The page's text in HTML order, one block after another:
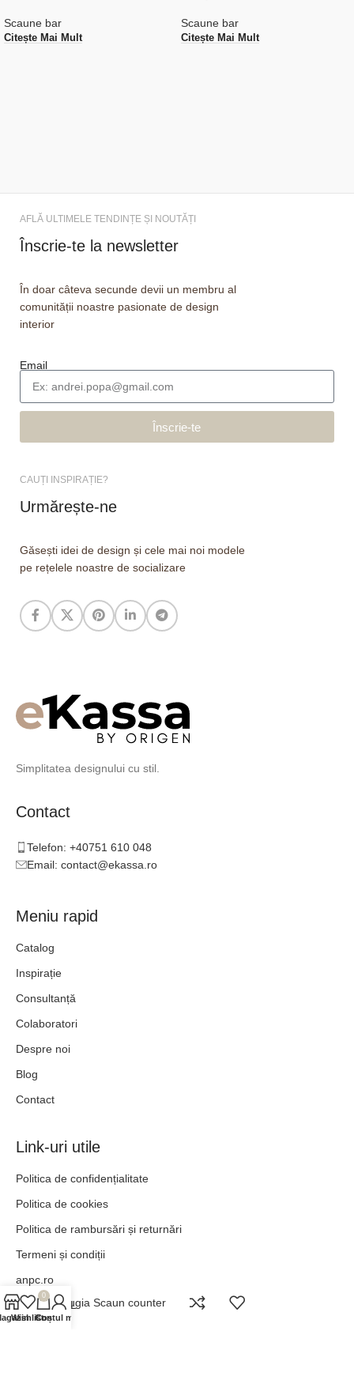
Scaune bar
Citește Mai Mult
Scaune bar
Citește Mai Mult
AFLĂ ULTIMELE TENDINȚE ȘI NOUTĂȚI
Înscrie-te la newsletter
În doar câteva secunde devii un membru al
comunității noastre pasionate de design
interior
Email
Înscrie-te
CAUȚI INSPIRAȚIE?
Urmărește-ne
Găsești idei de design și cele mai noi modele
pe rețelele noastre de socializare
Simplitatea designului cu stil.
Contact
Telefon: +40751 610 048
Email: contact@ekassa.ro
Meniu rapid
Catalog
Inspirație
Consultanță
Colaboratori
Despre noi
Blog
Contact
Link-uri utile
Politica de confidențialitate
Politica de cookies
Politica de rambursări și returnări
Termeni și condiții
anpc.ro
ANPC - SALPerugia Scaun counter
Wishlist
0
Coș
Contul meu